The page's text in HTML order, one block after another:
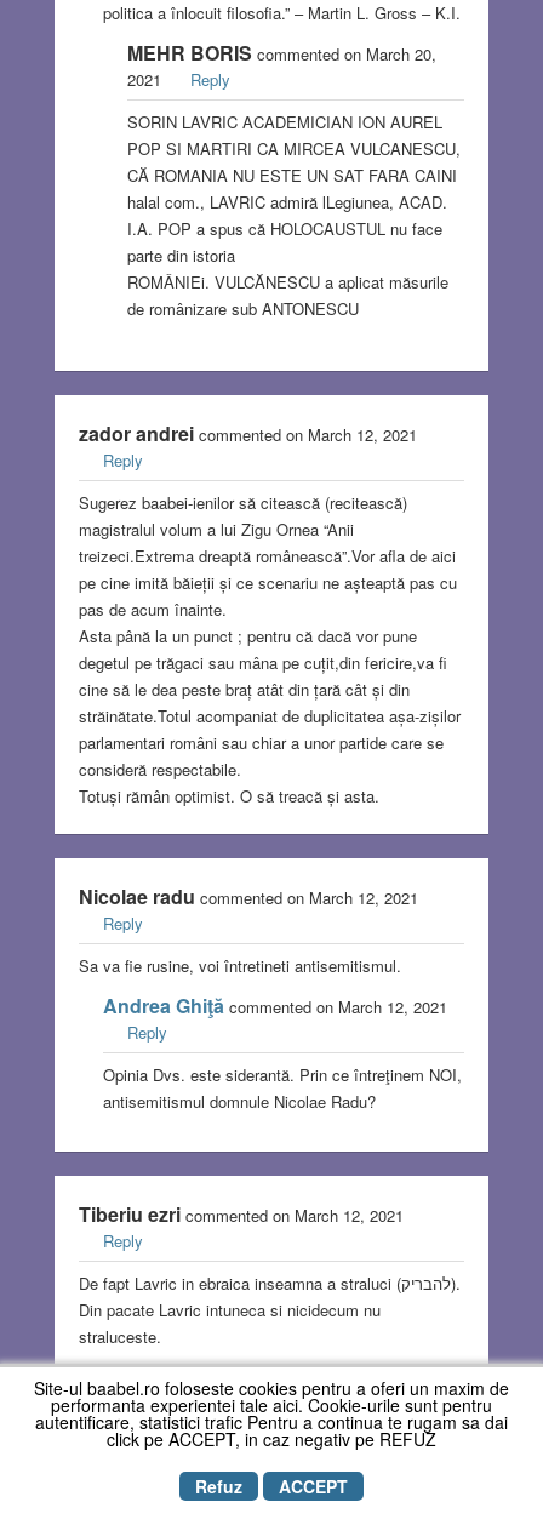
politica a înlocuit filosofia.” – Martin L. Gross – K.I.
MEHR BORIS commented on March 20,
2021
Reply
SORIN LAVRIC ACADEMICIAN ION AUREL
POP SI MARTIRI CA MIRCEA VULCANESCU,
CĂ ROMANIA NU ESTE UN SAT FARA CAINI
halal com., LAVRIC admiră lLegiunea, ACAD.
I.A. POP a spus că HOLOCAUSTUL nu face
parte din istoria
ROMÂNIEi. VULCĂNESCU a aplicat măsurile
de românizare sub ANTONESCU
zador andreicommented on March 12, 2021
Reply
Sugerez baabei-ienilor să citească (recitească)
magistralul volum a lui Zigu Ornea “Anii
treizeci.Extrema dreaptă românească”.Vor afla de aici
pe cine imită băieții și ce scenariu ne așteaptă pas cu
pas de acum înainte.
Asta până la un punct ; pentru că dacă vor pune
degetul pe trăgaci sau mâna pe cuțit,din fericire,va fi
cine să le dea peste braț atât din țară cât și din
străinătate.Totul acompaniat de duplicitatea așa-zișilor
parlamentari români sau chiar a unor partide care se
consideră respectabile.
Totuși rămân optimist. O să treacă și asta.
Nicolae radu commented on March 12, 2021
Reply
Sa va fie rusine, voi întretineti antisemitismul.
Andrea Ghiţăcommented on March 12, 2021
Reply
Opinia Dvs. este siderantă. Prin ce întreţinem NOI,
antisemitismul domnule Nicolae Radu?
Tiberiu ezricommented on March 12, 2021
Reply
De fapt Lavric in ebraica inseamna a straluci (להבריק).
Din pacate Lavric intuneca si nicidecum nu
straluceste.
Peter Dr. Singercommented on March 11, 2021
Uniunea Europeana a oprit raspindirea si mai intensa a
Site-ul baabel.ro foloseste cookies pentru a oferi un maxim de
performanta experientei tale aici. Cookie-urile sunt pentru
autentificare, statistici trafic Pentru a continua te rugam sa dai
click pe ACCEPT, in caz negativ pe REFUZ
Refuz
ACCEPT